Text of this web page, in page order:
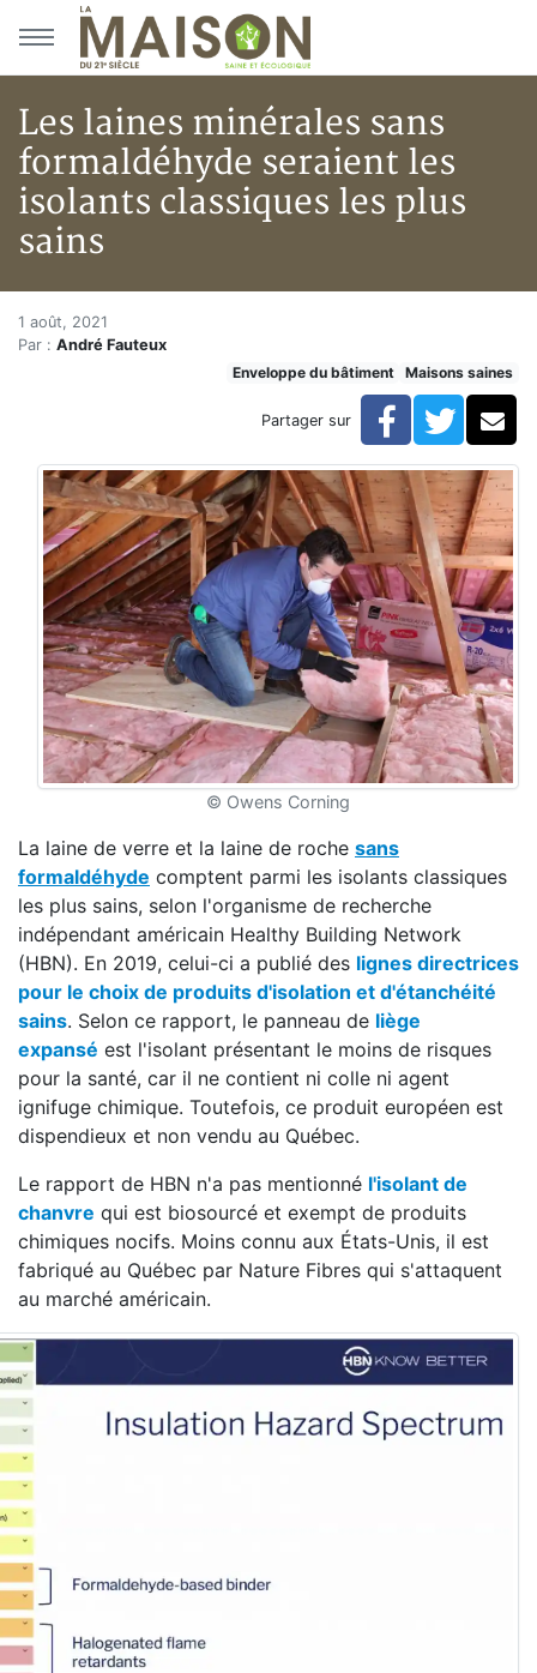
Aller au menu principal
Aller au contenu principal
Les laines minérales sans
formaldéhyde seraient les
isolants classiques les plus
sains
Accueil
Articles
Hypersensibilités environnementales
Les laines minérales sans formaldéhyde seraient les
Les laines minérales sans
1 août, 2021
Par : André Fauteux
Enveloppe du bâtiment
Maisons saines
Partager sur Facebook
© Owens Corning
La laine de verre et la laine de roche sans
formaldéhyde comptent parmi les isolants classiques
les plus sains, selon l'organisme de recherche
indépendant américain Healthy Building Network
(HBN). En 2019, celui-ci a publié des lignes directrices
pour le choix de produits d'isolation et d'étanchéité
sains. Selon ce rapport, le panneau de liège
expansé est l'isolant présentant le moins de risques
pour la santé, car il ne contient ni colle ni agent
ignifuge chimique. Toutefois, ce produit européen est
dispendieux et non vendu au Québec.
Le rapport de HBN n'a pas mentionné l'isolant de
chanvre qui est biosourcé et exempt de produits
chimiques nocifs. Moins connu aux États-Unis, il est
fabriqué au Québec par Nature Fibres qui s'attaquent
au marché américain.